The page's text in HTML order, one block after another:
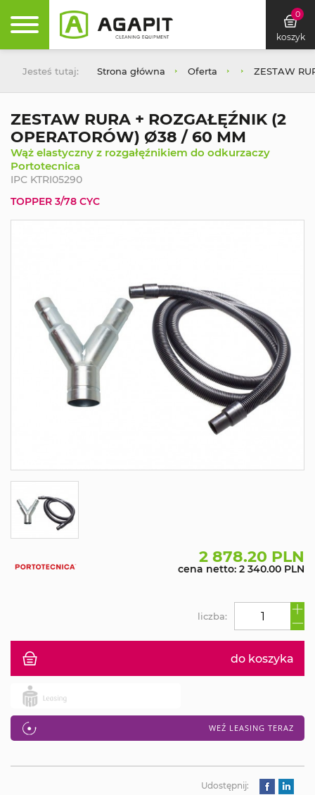
0
koszyk
Jesteś tutaj: Strona główna Oferta ZESTAW
ZESTAW RURA + ROZGAŁĘŹNIK (2
OPERATORÓW) Ø38 / 60 MM
Wąż elastyczny z rozgałęźnikiem do odkurzaczy
Portotecnica
IPC KTRI05290
TOPPER 3/78 CYC
2 878.20 PLN
cena netto: 2 340.00 PLN
do koszyka
WEŹ LEASING TERAZ
liczba:
Udostępnij: